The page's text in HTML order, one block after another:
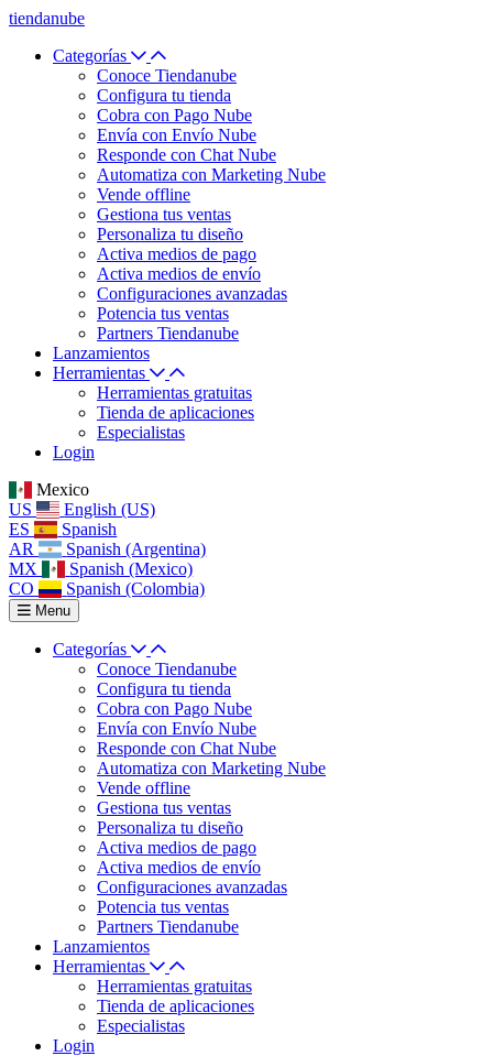
tiendanube
Categorías
Conoce Tiendanube
Configura tu tienda
Cobra con Pago Nube
Envía con Envío Nube
Responde con Chat Nube
Automatiza con Marketing Nube
Vende offline
Gestiona tus ventas
Personaliza tu diseño
Activa medios de pago
Activa medios de envío
Configuraciones avanzadas
Potencia tus ventas
Partners Tiendanube
Lanzamientos
Herramientas
Herramientas gratuitas
Tienda de aplicaciones
Especialistas
Login
Mexico
US
English (US)
ES
Spanish
AR
Spanish (Argentina)
MX
Spanish (Mexico)
CO
Spanish (Colombia)
Menu
Categorías
Conoce Tiendanube
Configura tu tienda
Cobra con Pago Nube
Envía con Envío Nube
Responde con Chat Nube
Automatiza con Marketing Nube
Vende offline
Gestiona tus ventas
Personaliza tu diseño
Activa medios de pago
Activa medios de envío
Configuraciones avanzadas
Potencia tus ventas
Partners Tiendanube
Lanzamientos
Herramientas
Herramientas gratuitas
Tienda de aplicaciones
Especialistas
Login